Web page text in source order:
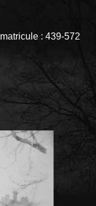
matricule : 439-572